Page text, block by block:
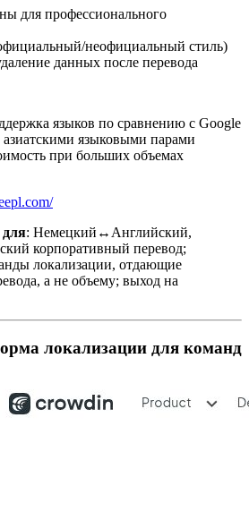
для профессионального
неофициальный стиль)
данных после перевода
языков по сравнению с Google
азиатскими языковыми парами
при больших объемах
для: Немецкий↔Английский,
корпоративный перевод;
локализации, отдающие
а не объему; выход на
локализации для команд